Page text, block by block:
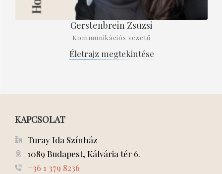
Gerstenbrein Zsuzsi
Kommunikációs vezető
Életrajz megtekintése
KAPCSOLAT
Turay Ida Színház
1089 Budapest, Kálvária tér 6.
+36 1 379 8236